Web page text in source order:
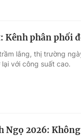
phân phối
lắng, thị trường
với công suất cao.
Ngọ 2026: